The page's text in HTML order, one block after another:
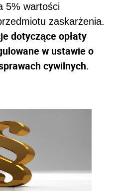
5% wartości
zaskarżenia.
dotyczące opłaty
w ustawie o
cywilnych.